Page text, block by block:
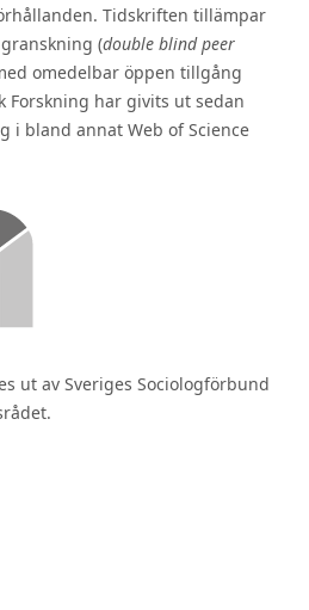
Tidskriften tillämpar
(double blind peer
omedelbar öppen tillgång
Forskning har givits ut sedan
i bland annat Web of Science
ut av Sveriges Sociologförbund